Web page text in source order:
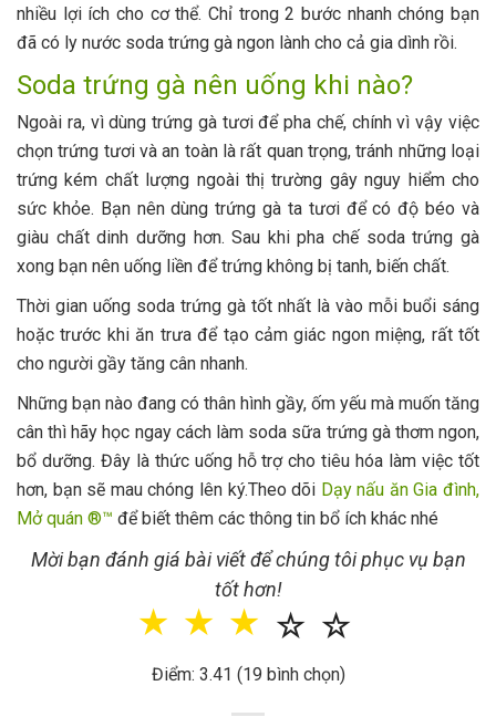
nhiều lợi ích cho cơ thể. Chỉ trong 2 bước nhanh chóng bạn
đã có ly nước soda trứng gà ngon lành cho cả gia dình rồi.
Soda trứng gà nên uống khi nào?
Ngoài ra, vì dùng trứng gà tươi để pha chế, chính vì vậy việc
chọn trứng tươi và an toàn là rất quan trọng, tránh những loại
trứng kém chất lượng ngoài thị trường gây nguy hiểm cho
sức khỏe. Bạn nên dùng trứng gà ta tươi để có độ béo và
giàu chất dinh dưỡng hơn. Sau khi pha chế soda trứng gà
xong bạn nên uống liền để trứng không bị tanh, biến chất.
Thời gian uống soda trứng gà tốt nhất là vào mỗi buổi sáng
hoặc trước khi ăn trưa để tạo cảm giác ngon miệng, rất tốt
cho người gầy tăng cân nhanh.
Những bạn nào đang có thân hình gầy, ốm yếu mà muốn tăng
cân thì hãy học ngay cách làm soda sữa trứng gà thơm ngon,
bổ dưỡng. Đây là thức uống hỗ trợ cho tiêu hóa làm việc tốt
hơn, bạn sẽ mau chóng lên ký.Theo dõi Dạy nấu ăn Gia đình,
Mở quán ®™ để biết thêm các thông tin bổ ích khác nhé
Mời bạn đánh giá bài viết để chúng tôi phục vụ bạn
tốt hơn!
☆
☆
☆
☆
☆
Điểm: 3.41 (19 bình chọn)